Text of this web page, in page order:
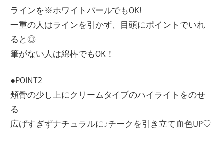
ラインを※ホワイトパールでもOK!
一重の人はラインを引かず、目頭にポイントでいれ
ると◎
筆がない人は綿棒でもOK！
●POINT2
頬骨の少し上にクリームタイプのハイライトをのせ
る
広げすぎずナチュラルに♪チークを引き立て血色UP♡